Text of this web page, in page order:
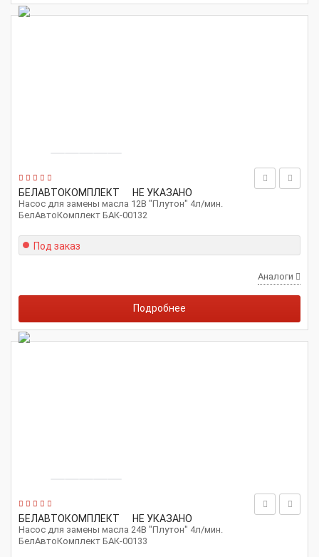
БЕЛАВТОКОМПЛЕКТ НЕ УКАЗАНО
Насос для замены масла 12В "Плутон" 4л/мин.
БелАвтоКомплект БАК-00132
Под заказ
Аналоги
Подробнее
БЕЛАВТОКОМПЛЕКТ НЕ УКАЗАНО
Насос для замены масла 24В "Плутон" 4л/мин.
БелАвтоКомплект БАК-00133